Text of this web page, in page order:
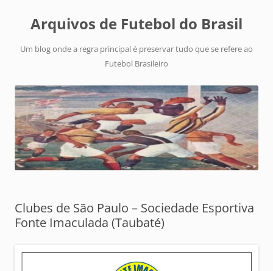
Arquivos de Futebol do Brasil
Um blog onde a regra principal é preservar tudo que se refere ao
Futebol Brasileiro
Clubes de São Paulo – Sociedade Esportiva
Fonte Imaculada (Taubaté)